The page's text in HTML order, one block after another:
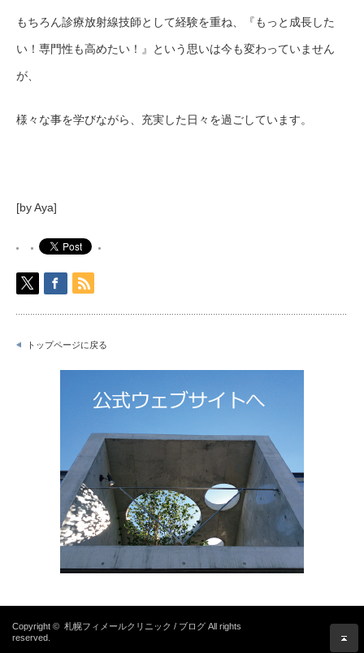
もちろん診療放射線技師として経験を重ね、『もっと成長した
い！専門性も高めたい！』という思いは今も変わっていません
が、
様々な事を学びながら、充実した日々を過ごしています。
[by Aya]
トップページに戻る
Copyright © 札幌フィメールクリニック / ブログ All rights
reserved.